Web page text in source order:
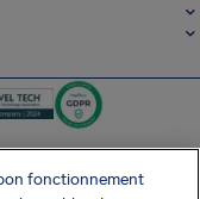
fonctionnement